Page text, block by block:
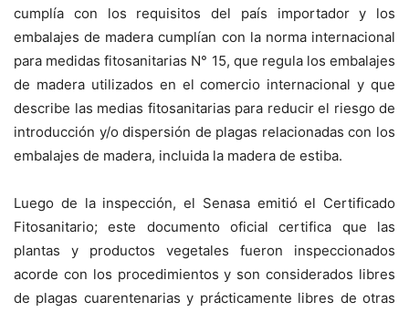
cumplía con los requisitos del país importador y los
embalajes de madera cumplían con la norma internacional
para medidas fitosanitarias N° 15, que regula los embalajes
de madera utilizados en el comercio internacional y que
describe las medias fitosanitarias para reducir el riesgo de
introducción y/o dispersión de plagas relacionadas con los
embalajes de madera, incluida la madera de estiba.
Luego de la inspección, el Senasa emitió el Certificado
Fitosanitario; este documento oficial certifica que las
plantas y productos vegetales fueron inspeccionados
acorde con los procedimientos y son considerados libres
de plagas cuarentenarias y prácticamente libres de otras